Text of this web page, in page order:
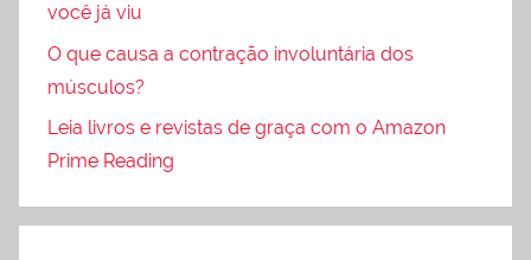
você já viu
O que causa a contração involuntária dos
músculos?
Leia livros e revistas de graça com o Amazon
Prime Reading